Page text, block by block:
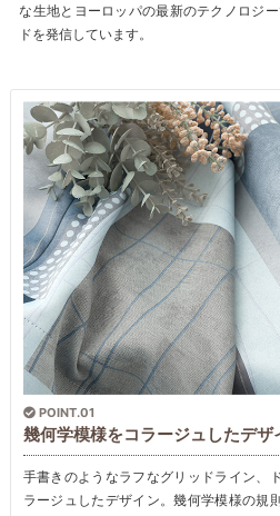
な生地とヨーロッパの最新のテクノロジ
ドを発信しています。
POINT.01
幾何学模様をコラージュしたデザ
手書きのようなラフなグリッドライン、
ラージュしたデザイン。幾何学模様の規